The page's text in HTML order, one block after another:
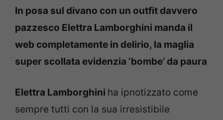
In posa sul divano con un outfit davvero
pazzesco Elettra Lamborghini manda il
web completamente in delirio, la maglia
super scollata evidenzia ‘bombe’ da paura
Elettra Lamborghini ha ipnotizzato come
sempre tutti con la sua irresistibile